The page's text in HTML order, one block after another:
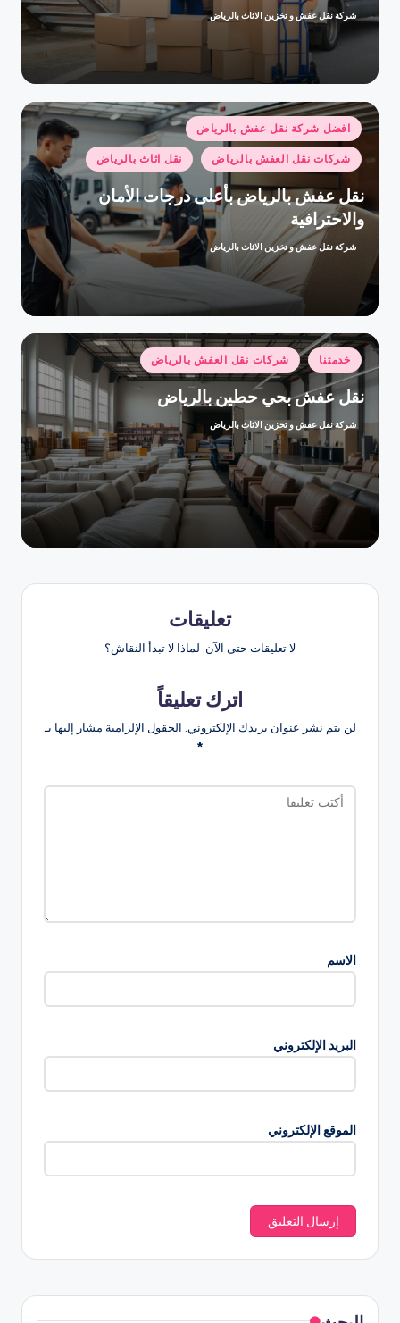
تمّ
بواسطة
شركة نقل عفش و تخزين الاثاث بالرياض
نُشر
في
افضل شركة نقل عفش بالرياض
شركات نقل العفش بالرياض نقل اثاث بالرياض
نقل عفش بالرياض بأعلى درجات الأمان
والاحترافية
تمّ
شركة نقل عفش و تخزين الاثاث بالرياض
نُشر
في
خدمتنا شركات نقل العفش بالرياض
نقل عفش بحي حطين بالرياض
تمّ
النشر
بواسطة
شركة نقل عفش و تخزين الاثاث بالرياض
تعليقات
لا تعليقات حتى الآن. لماذا لا تبدأ النقاش؟
اترك تعليقاً
لن يتم نشر عنوان بريدك الإلكتروني. الحقول الإلزامية مشار إليها بـ
*
الاسم
البريد الإلكتروني
الموقع الإلكتروني